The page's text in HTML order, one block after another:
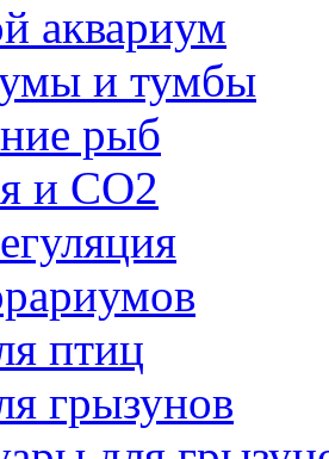
аквариум
и тумбы
рыб
и СО2
птиц
грызунов